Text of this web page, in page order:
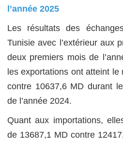
l’année 2025
Les résultats des
Tunisie avec l’extérieur aux
deux premiers mois de
les exportations ont atteint
contre 10637,6 MD durant
de l’année 2024.
Quant aux importations,
de 13687,1 MD contre